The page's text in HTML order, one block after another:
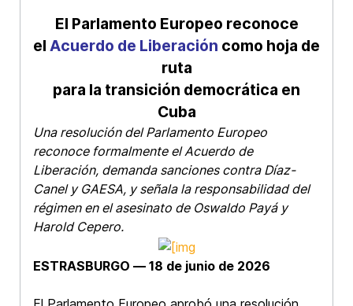
El Parlamento Europeo reconoce
el Acuerdo de Liberación como hoja de
ruta
para la transición democrática en
Cuba
Una resolución del Parlamento Europeo
reconoce formalmente el Acuerdo de
Liberación, demanda sanciones contra Díaz-
Canel y GAESA, y señala la responsabilidad del
régimen en el asesinato de Oswaldo Payá y
Harold Cepero.
ESTRASBURGO — 18 de junio de 2026